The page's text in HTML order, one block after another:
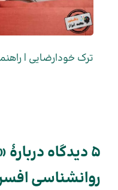
ترک خودارضایی |
5 دیدگاه
روانشناسی